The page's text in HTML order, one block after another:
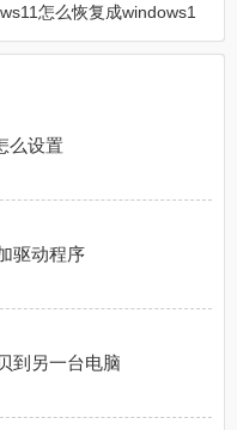
怎么恢复成windows1
么设置
驱动程序
到另一台电脑